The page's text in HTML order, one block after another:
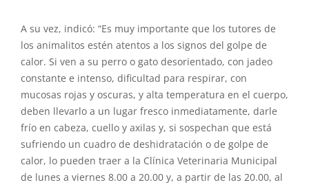
A su vez, indicó: “Es muy importante que los tutores de
los animalitos estén atentos a los signos del golpe de
calor. Si ven a su perro o gato desorientado, con jadeo
constante e intenso, dificultad para respirar, con
mucosas rojas y oscuras, y alta temperatura en el cuerpo,
deben llevarlo a un lugar fresco inmediatamente, darle
frío en cabeza, cuello y axilas y, si sospechan que está
sufriendo un cuadro de deshidratación o de golpe de
calor, lo pueden traer a la Clínica Veterinaria Municipal
de lunes a viernes 8.00 a 20.00 y, a partir de las 20.00, al